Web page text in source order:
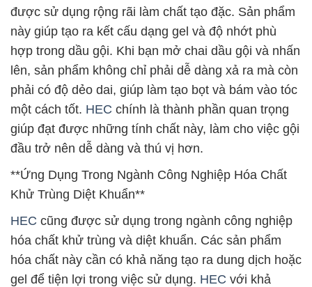
được sử dụng rộng rãi làm chất tạo đặc. Sản phẩm
này giúp tạo ra kết cấu dạng gel và độ nhớt phù
hợp trong dầu gội. Khi bạn mở chai dầu gội và nhấn
lên, sản phẩm không chỉ phải dễ dàng xả ra mà còn
phải có độ dẻo dai, giúp làm tạo bọt và bám vào tóc
một cách tốt. HEC chính là thành phần quan trọng
giúp đạt được những tính chất này, làm cho việc gội
đầu trở nên dễ dàng và thú vị hơn.
**Ứng Dụng Trong Ngành Công Nghiệp Hóa Chất
Khử Trùng Diệt Khuẩn**
HEC cũng được sử dụng trong ngành công nghiệp
hóa chất khử trùng và diệt khuẩn. Các sản phẩm
hóa chất này cần có khả năng tạo ra dung dịch hoặc
gel để tiện lợi trong việc sử dụng. HEC với khả